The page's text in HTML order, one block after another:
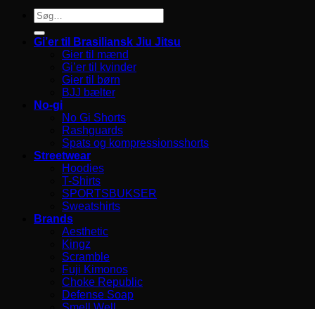
Søg
efter:
Gi’er til Brasiliansk Jiu Jitsu
Gier til mænd
Gi’er til kvinder
Gier til børn
BJJ bælter
No-gi
No Gi Shorts
Rashguards
Spats og kompressionsshorts
Streetwear
Hoodies
T-Shirts
SPORTSBUKSER
Sweatshirts
Brands
Aesthetic
Kingz
Scramble
Fuji Kimonos
Choke Republic
Defense Soap